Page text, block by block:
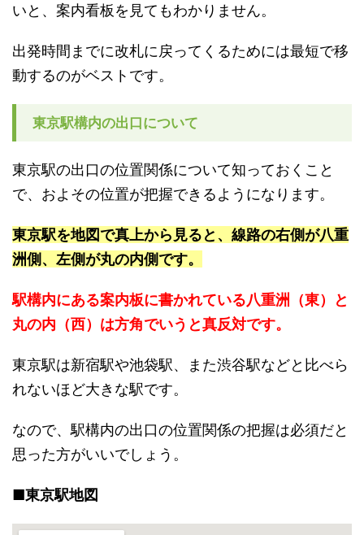
いと、案内看板を見てもわかりません。
出発時間までに改札に戻ってくるためには最短で移
動するのがベストです。
東京駅構内の出口について
東京駅の出口の位置関係について知っておくこと
で、およその位置が把握できるようになります。
東京駅を地図で真上から見ると、線路の右側が八重
洲側、左側が丸の内側です。
駅構内にある案内板に書かれている八重洲（東）と
丸の内（西）は方角でいうと真反対です。
東京駅は新宿駅や池袋駅、また渋谷駅などと比べら
れないほど大きな駅です。
なので、駅構内の出口の位置関係の把握は必須だと
思った方がいいでしょう。
■東京駅地図